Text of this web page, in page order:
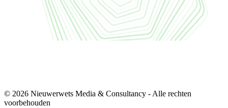
© 2026 Nieuwerwets Media & Consultancy - Alle rechten
voorbehouden